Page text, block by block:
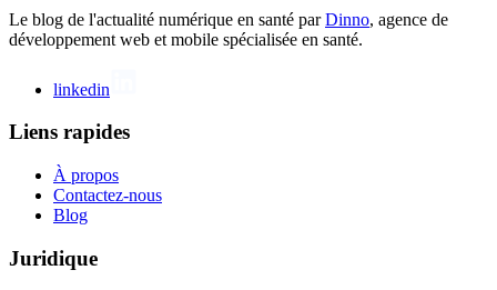
Le blog de l'actualité numérique en santé parDinno, agence de
développement web et mobile spécialisée en santé.
linkedin
Liens rapides
À propos
Contactez-nous
Blog
Juridique